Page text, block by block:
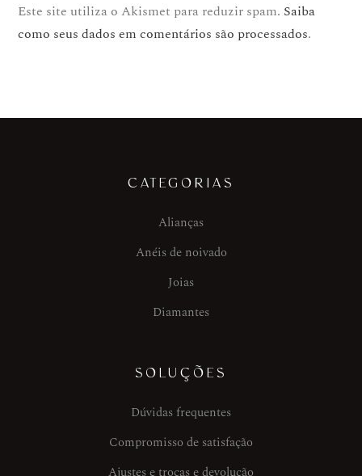
Este site utiliza o Akismet para reduzir spam. Saiba
como seus dados em comentários são processados.
CATEGORIAS
Alianças
Anéis de noivado
Joias
Diamantes
SOLUÇÕES
Dúvidas frequentes
Compromisso de satisfação
Ajustes e trocas e devolução